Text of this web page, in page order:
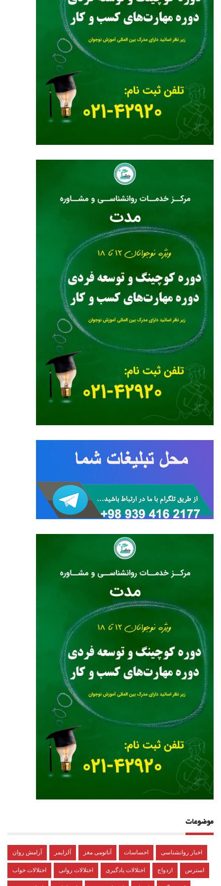
موضوعات
آرامش روان آلزایمر آناتومی مغز احساسات اخبار روانشناسی
اختلالات خواب اختلالات روانی اختلالات یادگیری ازدواج استرس